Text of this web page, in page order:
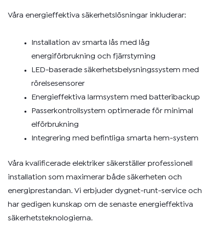
Våra energieffektiva säkerhetslösningar inkluderar:
Installation av smarta lås med låg
energiförbrukning och fjärrstyrning
LED-baserade säkerhetsbelysningssystem med
rörelsesensorer
Energieffektiva larmsystem med batteribackup
Passerkontrollsystem optimerade för minimal
elförbrukning
Integrering med befintliga smarta hem-system
Våra kvalificerade elektriker säkerställer professionell
installation som maximerar både säkerheten och
energiprestandan. Vi erbjuder dygnet-runt-service och
har gedigen kunskap om de senaste energieffektiva
säkerhetsteknologierna.